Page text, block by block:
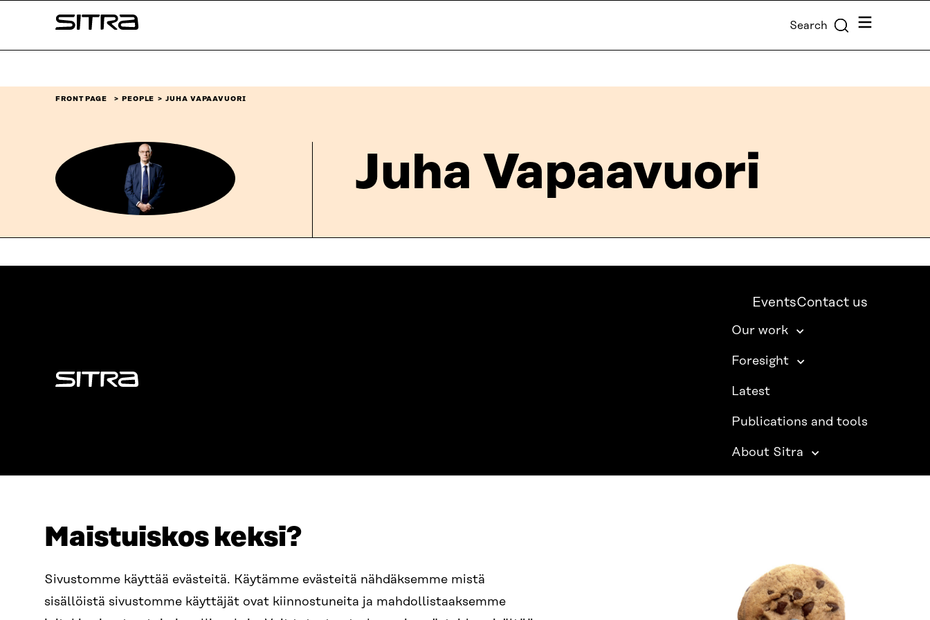
Maistuiskos keksi?
Sivustomme käyttää evästeitä. Käytämme evästeitä nähdäksemme mistä
sisällöistä sivustomme käyttäjät ovat kiinnostuneita ja mahdollistaaksemme
↓
Sitra Search Menu
FRONT PAGE PEOPLE JUHA VAPAAVUORI
Juha Vapaavuori
Sitra
EventsContact us
Our work
Foresight
Latest
Publications and tools
About Sitra
ADDRESS
160,
00181 Helsinki
TELEPHONE